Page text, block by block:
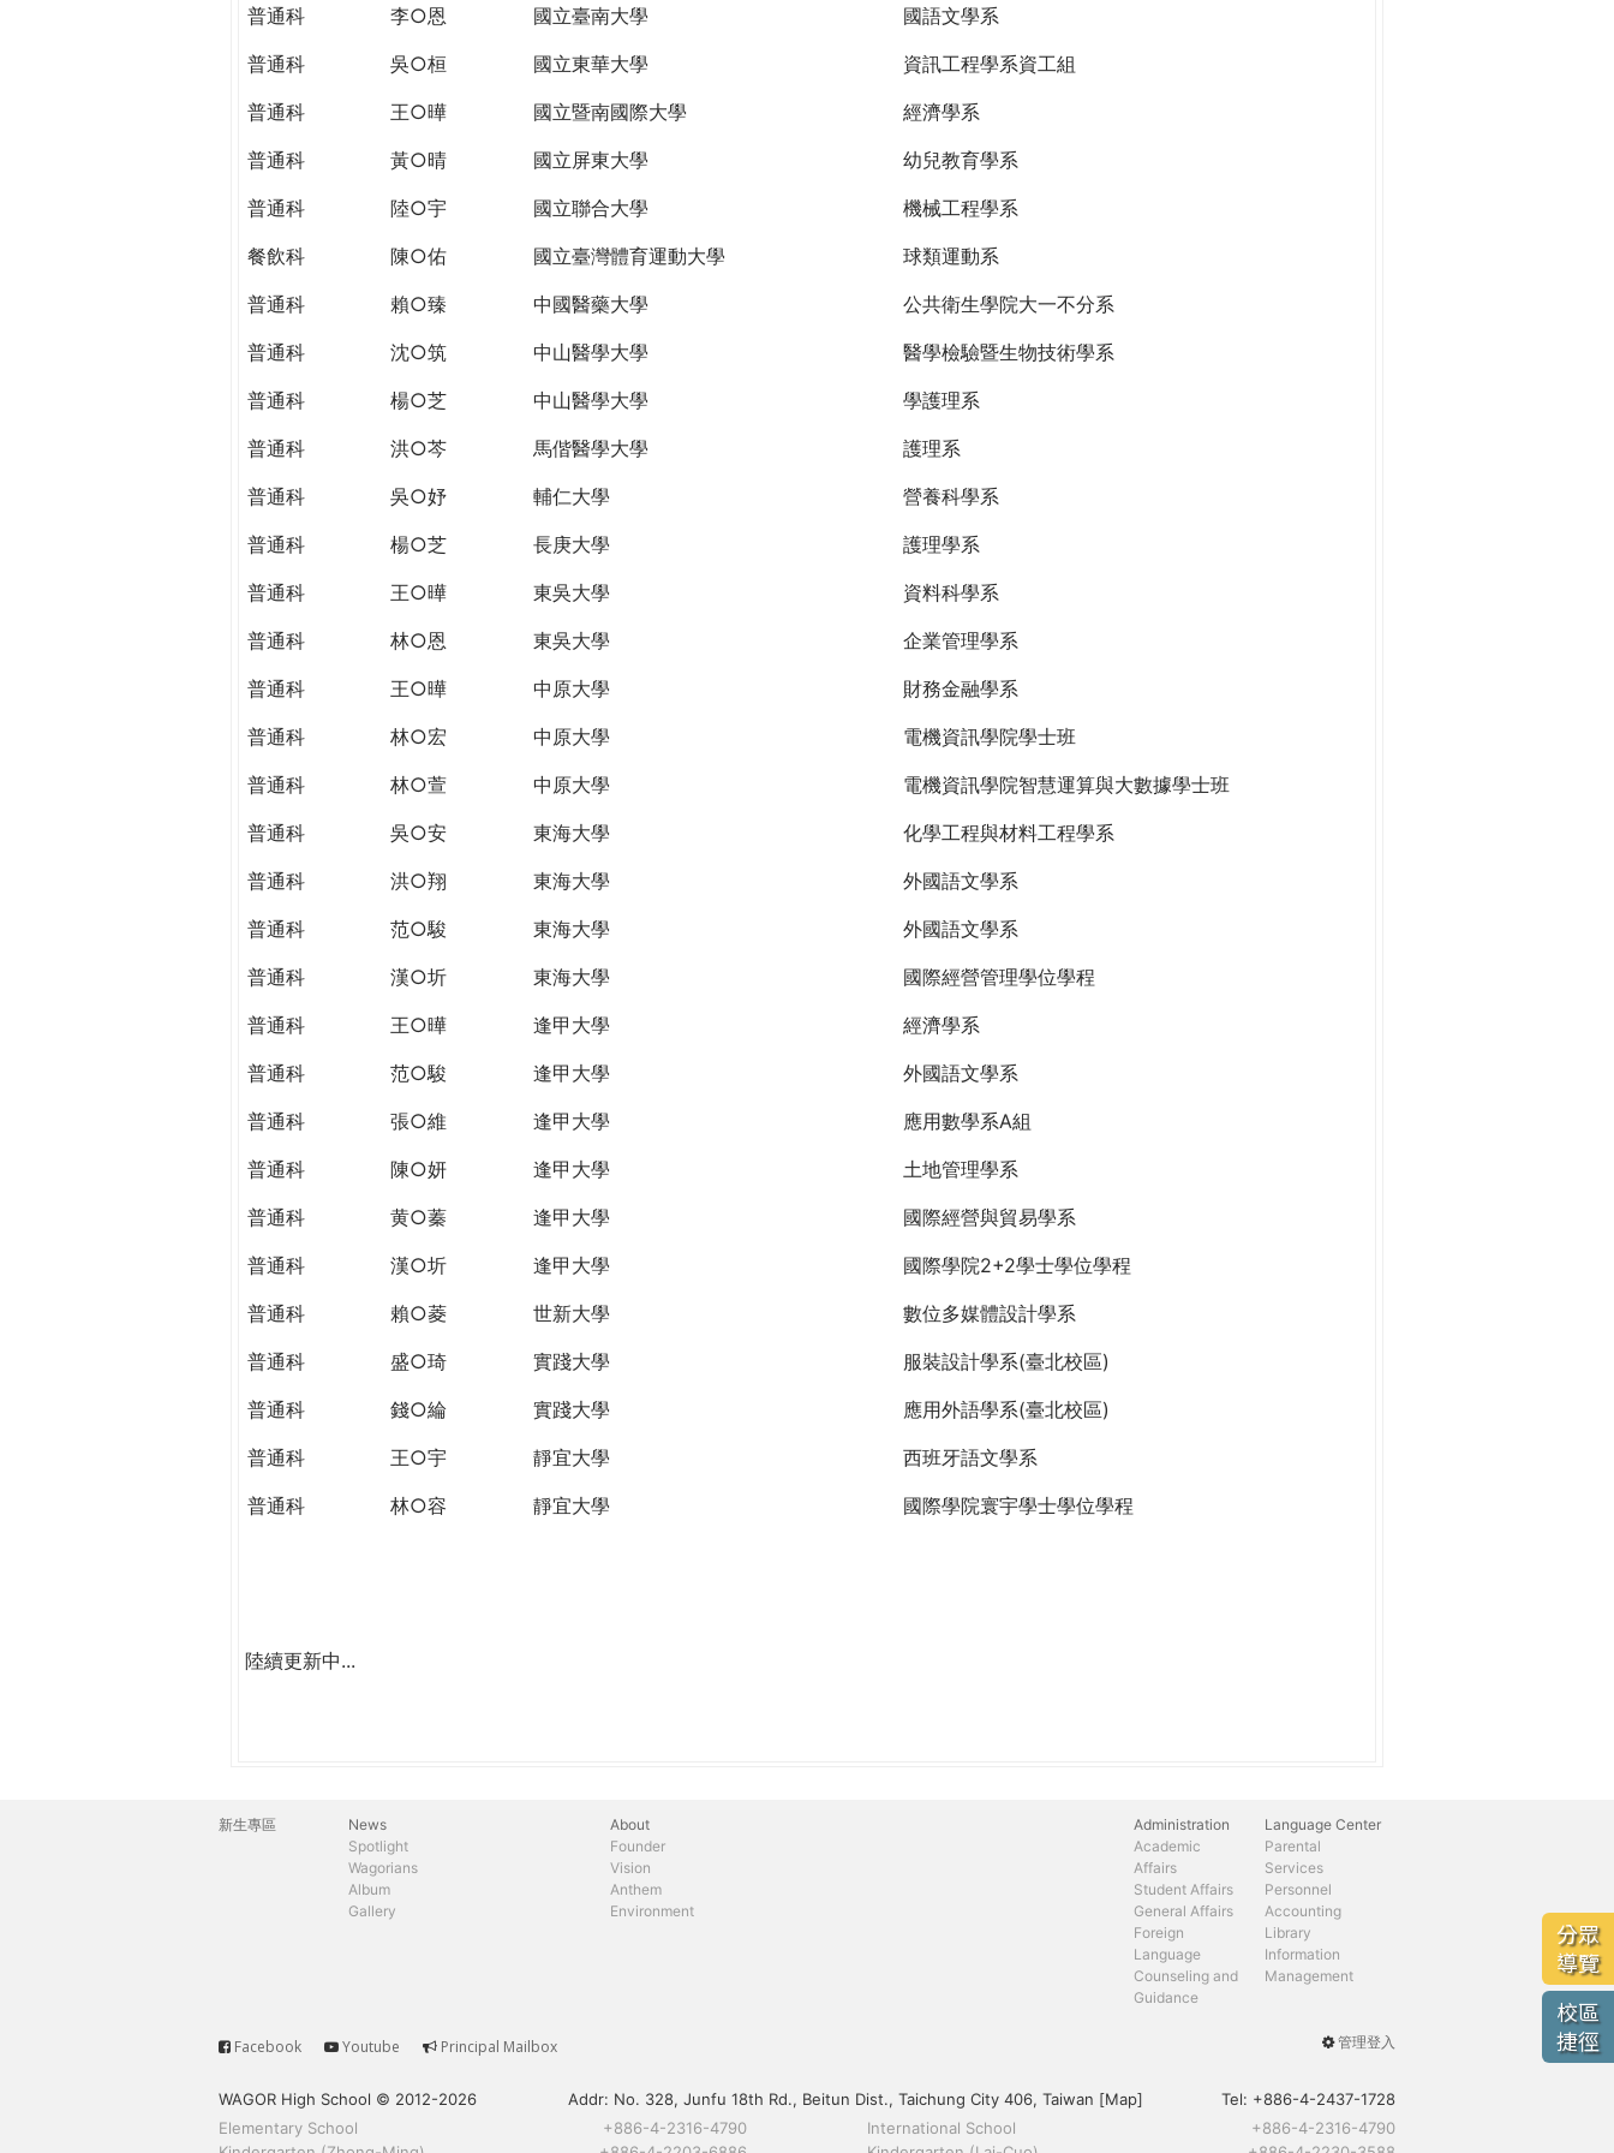
普通科 李○恩 國立臺南大學
國語文學系
普通科
吳○桓 國立東華大學
資訊工程學系資工組
普通科
王○曄 國立暨南國際大學
經濟學系
普通科
黃○晴 國立屏東大學
幼兒教育學系
普通科
陸○宇 國立聯合大學
機械工程學系
餐飲科
陳○佑 國立臺灣體育運動大學
球類運動系
普通科
賴○臻 中國醫藥大學
公共衛生學院大一不分系
普通科
沈○筑 中山醫學大學
醫學檢驗暨生物技術學系
普通科
楊○芝 中山醫學大學
學護理系
普通科
洪○芩 馬偕醫學大學
護理系
普通科
吳○妤 輔仁大學
營養科學系
普通科
楊○芝 長庚大學
護理學系
普通科
王○曄 東吳大學
資料科學系
普通科
林○恩 東吳大學
企業管理學系
普通科
王○曄 中原大學
財務金融學系
普通科
林○宏 中原大學
電機資訊學院學士班
普通科
林○萱 中原大學
電機資訊學院智慧運算與大數據學士班
普通科
吳○安 東海大學
化學工程與材料工程學系
普通科
洪○翔 東海大學
外國語文學系
普通科
范○駿 東海大學
外國語文學系
普通科
漢○圻 東海大學
國際經營管理學位學程
普通科
王○曄 逢甲大學
經濟學系
普通科
范○駿 逢甲大學
外國語文學系
普通科
張○維 逢甲大學
應用數學系A組
普通科
陳○妍 逢甲大學
土地管理學系
普通科
黄○蓁 逢甲大學
國際經營與貿易學系
普通科
漢○圻 逢甲大學
國際學院2+2學士學位學程
普通科
賴○菱 世新大學
數位多媒體設計學系
普通科
盛○琦 實踐大學
服裝設計學系(臺北校區)
普通科
錢○綸 實踐大學
應用外語學系(臺北校區)
普通科
王○宇 靜宜大學
西班牙語文學系
普通科
林○容 靜宜大學 國際學院寰宇學士學位學程
陸續更新中...
分眾
導覽
校區
捷徑
主
新生專區
News
Spotlight
Wagorians
Album
Gallery
About
Founder
Vision
Anthem
Environment
Administration
Academic
Affairs
Student Affairs
General Affairs
Foreign
Language
Counseling and
Guidance
Parental
Services
Personnel
Accounting
Library
Information
Management
Language Center
User
menu
管理登入
Service
Facebook Youtube Principal Mailbox
WAGOR High School © 2012-2026 Addr: No. 328, Junfu 18th Rd., Beitun Dist., Taichung City 406, Taiwan [Map] Tel: +886-4-2437-1728
Elementary School
+886-4-2316-4790 International School
+886-4-2316-4790